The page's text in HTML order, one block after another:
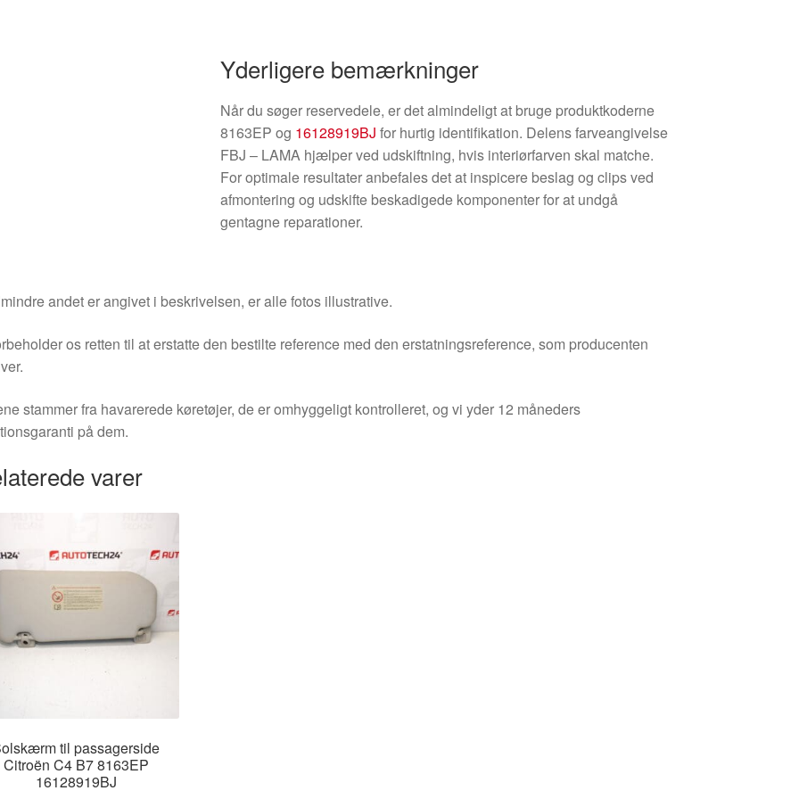
Yderligere bemærkninger
Når du søger reservedele, er det almindeligt at bruge produktkoderne
8163EP og 16128919BJ for hurtig identifikation. Delens farveangivelse
FBJ – LAMA hjælper ved udskiftning, hvis interiørfarven skal matche.
For optimale resultater anbefales det at inspicere beslag og clips ved
afmontering og udskifte beskadigede komponenter for at undgå
gentagne reparationer.
andet er angivet i beskrivelsen, er alle fotos illustrative.
os retten til at erstatte den bestilte reference med den erstatningsreference, som producenten
stammer fra havarerede køretøjer, de er omhyggeligt kontrolleret, og vi yder 12 måneders
på dem.
varer
til passagerside
Citroën C4 B7 8163EP
16128919BJ